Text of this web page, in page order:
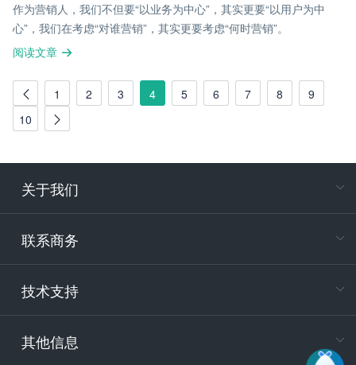
作为营销人，我们不但要“以业务为中心”，其实更要“以用户为中
心”，我们在考虑“对谁营销”，其实更要考虑“何时营销”。
阅读文章
1 2 3 4 5 6 7 8
9
10
关于我们
联系商务
技术支持
其他信息
电
400-